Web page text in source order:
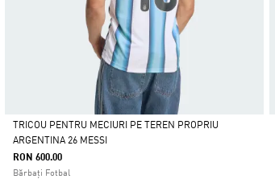
Da
TRICOU PENTRU MECIURI PE TEREN PROPRIU
ARGENTINA 26 MESSI
RON 600.00
Bărbați Fotbal